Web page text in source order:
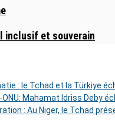
inclusif et souverain
: le Tchad et la Türkiye
Mahamat Idriss Deby
: Au Niger, le Tchad